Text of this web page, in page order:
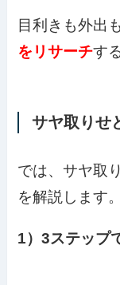
目利きも外出
をリサーチす
サヤ取りせ
では、サヤ取
を解説します。
1）3ステップ